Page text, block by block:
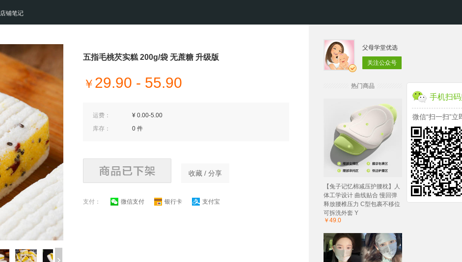
店铺笔记
五指毛桃芡实糕 200g/袋 无蔗糖 升级版
￥ 29.90 - 55.90
运费：
¥ 0.00-5.00
库存：
0 件
收藏 / 分享
支付： 微信支付 银行卡 支付宝
父母学堂优选
关注公众号
热门商品
【兔子记忆棉减压护腰枕】人
体工学设计 曲线贴合 慢回弹
释放腰椎压力 C型包裹不移位
可拆洗外套 Y
￥49.0
手机扫
微信“扫一扫”立